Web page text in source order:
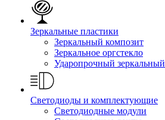
Зеркальные пластики
Зеркальный композит
Зеркальное оргстекло
Ударопрочный
Светодиоды и комплектующие
Светодиодные модули